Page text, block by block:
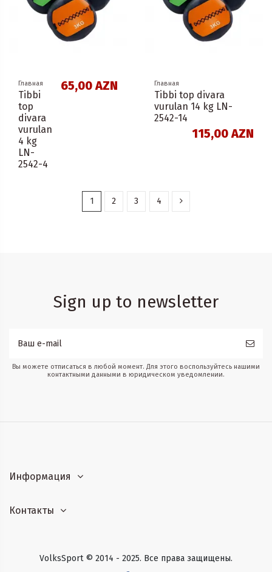
Главная
Tibbi
top
divara
vurulan
4 kg
LN-
2542-4
65,00 AZN Главная
Tibbi top divara
vurulan 14 kg LN-
2542-14
115,00 AZN
1 2 3 4
Sign up to newsletter
Вы можете отписаться в любой момент. Для этого воспользуйтесь нашими
контактными данными в юридическом уведомлении.
Информация
Контакты
VolksSport © 2014 - 2025. Все права защищены.